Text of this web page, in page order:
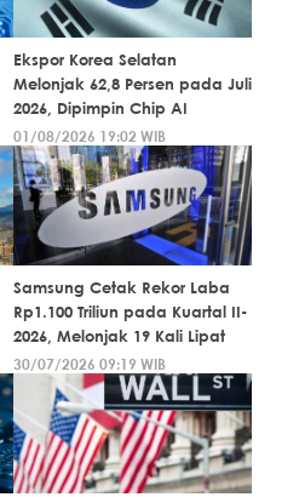
Ekspor Korea Selatan
Melonjak 62,8 Persen pada Juli
2026, Dipimpin Chip AI
01/08/2026 19:02 WIB
Samsung Cetak Rekor Laba
Rp1.100 Triliun pada Kuartal II-
2026, Melonjak 19 Kali Lipat
30/07/2026 09:19 WIB